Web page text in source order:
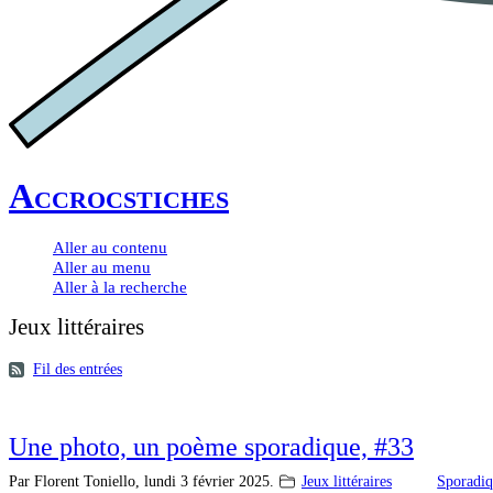
Accrocstiches
Aller au contenu
Aller au menu
Aller à la recherche
Jeux littéraires
Fil des entrées
Une photo, un poème sporadique, #33
Par Florent Toniello, lundi 3 février 2025. Jeux littéraires